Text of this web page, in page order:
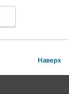
Наверх